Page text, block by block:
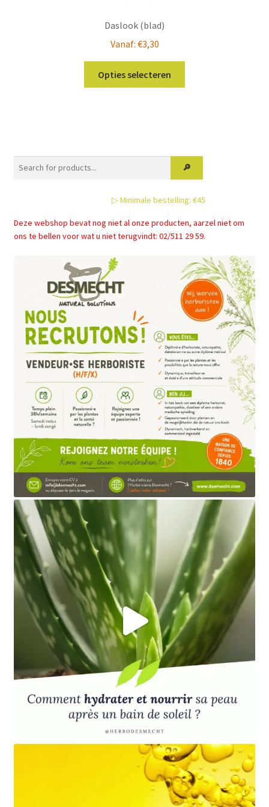
Daslook (blad)
Vanaf: €3,30
Opties selecteren
optie
kan
worden
de
▷ Minimale bestelling: €45
Deze webshop bevat nog niet al onze producten, aarzel niet om
ons te bellen voor wat u niet terugvindt: 02/511 29 59.